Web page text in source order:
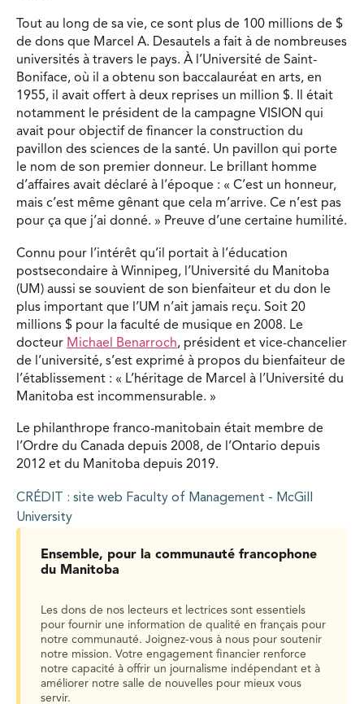
Tout au long de sa vie, ce sont plus de 100 millions de $
de dons que Marcel A. Desautels a fait à de nombreuses
universités à travers le pays. À l’Université de Saint-
Boniface, où il a obtenu son baccalauréat en arts, en
1955, il avait offert à deux reprises un million $. Il était
notamment le président de la campagne VISION qui
avait pour objectif de financer la construction du
pavillon des sciences de la santé. Un pavillon qui porte
le nom de son premier donneur. Le brillant homme
d’affaires avait déclaré à l’époque : « C’est un honneur,
mais c’est même gênant que cela m’arrive. Ce n’est pas
pour ça que j’ai donné. » Preuve d’une certaine humilité.
Connu pour l’intérêt qu’il portait à l’éducation
postsecondaire à Winnipeg, l’Université du Manitoba
(UM) aussi se souvient de son bienfaiteur et du don le
plus important que l’UM n’ait jamais reçu. Soit 20
millions $ pour la faculté de musique en 2008. Le
docteur Michael Benarroch, président et vice-chancelier
de l’université, s’est exprimé à propos du bienfaiteur de
l’établissement : « L’héritage de Marcel à l’Université du
Manitoba est incommensurable. »
Le philanthrope franco-manitobain était membre de
l’Ordre du Canada depuis 2008, de l’Ontario depuis
2012 et du Manitoba depuis 2019.
CRÉDIT : site web Faculty of Management - McGill
University
Ensemble, pour la communauté francophone
du Manitoba
Les dons de nos lecteurs et lectrices sont essentiels
pour fournir une information de qualité en français pour
notre communauté. Joignez-vous à nous pour soutenir
notre mission. Votre engagement financier renforce
notre capacité à offrir un journalisme indépendant et à
améliorer notre salle de nouvelles pour mieux vous
servir.